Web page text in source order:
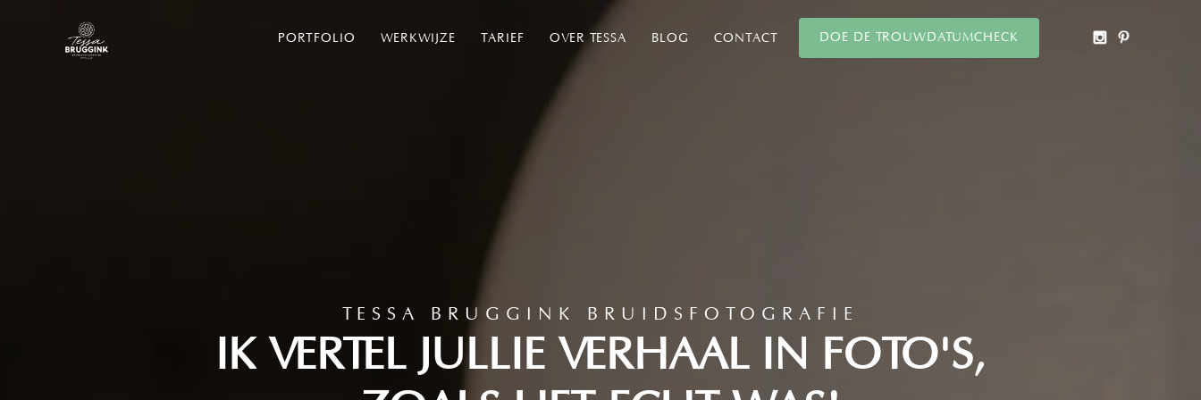
PORTFOLIO WERKWIJZE TARIEF OVER TESSA BLOG CONTACT DOE DE TROUWDATUMCHECK
TESSA BRUGGINK BRUIDSFOTOGRAFIE
IK VERTEL JULLIE VERHAAL IN FOTO'S,